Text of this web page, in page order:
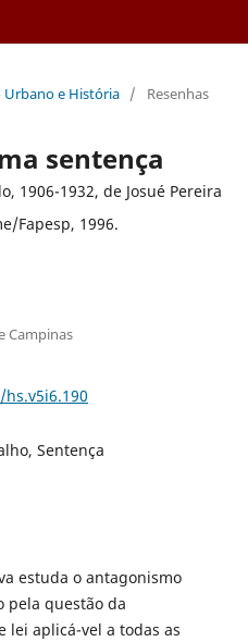
Urbano e História / Resenhas
sentença
1906-1932, de Josué Pereira
Fapesp, 1996.
Campinas
Sentença
estuda o antagonismo
pela questão da
lei aplicá-vel a todas as